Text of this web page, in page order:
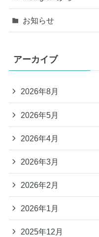
お知らせ
アーカイブ
2026年8月
2026年5月
2026年4月
2026年3月
2026年2月
2026年1月
2025年12月